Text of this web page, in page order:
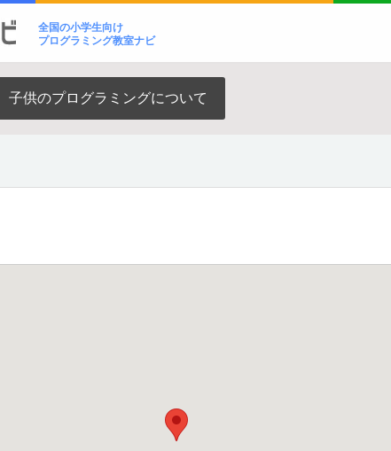
全国の小学生向け
プログラミング教室ナビ
子供のプログラミングについて